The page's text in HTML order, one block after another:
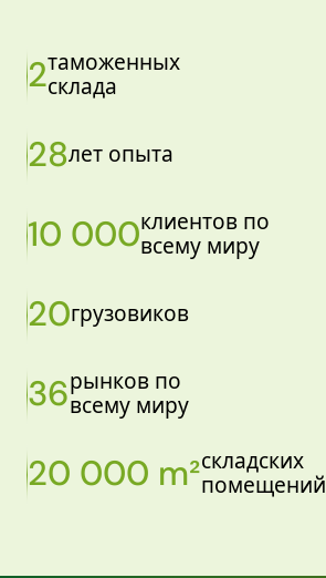
2таможенных
склада
28лет опыта
10 000клиентов по
всему миру
20грузовиков
36рынков по
всему миру
20 000 m²складских
помещений